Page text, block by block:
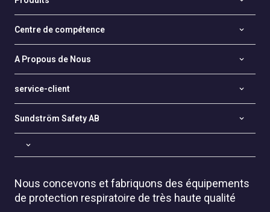
Centre de compétence
A Propous de Nous
service-client
Sundström Safety AB
Nous concevons et fabriquons des équipements
de protection respiratoire de très haute qualité